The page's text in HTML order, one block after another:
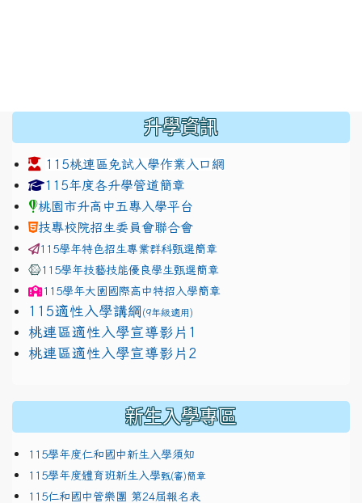
升學資訊
115桃連區免試入學作業入口網
link to https://www.jhjhs.tyc.edu.tw/modules/
115年度各升學管道簡章
桃園市升高中五專入學平台
技專校院招生委員會聯合會
115學年特色招生專業群科甄選簡章
115學年技藝技能優良學生甄選簡章
115學年大園國際高中特招入學簡章
115適性入學講綱 (9年級適用)
link to https://docs.google.com/presentation/d/
桃連區適性入學宣導影片1
link to https://docs.google.com/presentation/d/
桃連區適性入學宣導影片2
新生入學專區
115學年度仁和國中新生入學須知
115學年度體育班新生入學甄(審)簡章
115仁和國中管樂團 第24屆報名表